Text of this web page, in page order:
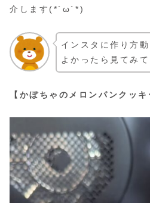
介します(*´ω`*)
インスタに作り方
よかったら見てみて
【かぼちゃのメロンパンクッキ